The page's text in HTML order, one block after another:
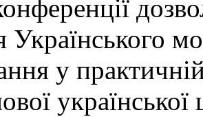
Українського
у